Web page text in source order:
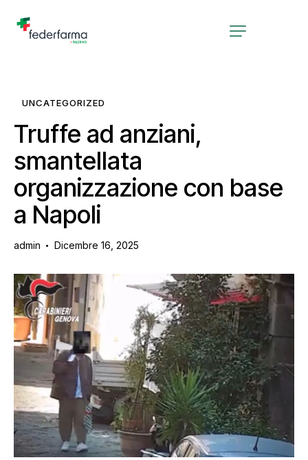
UNCATEGORIZED
Truffe ad anziani,
smantellata
organizzazione con base
a Napoli
admin Dicembre 16, 2025